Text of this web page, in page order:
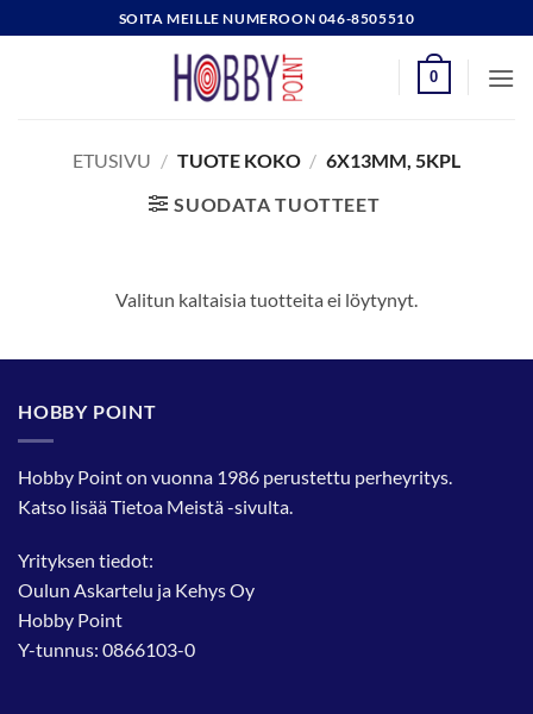
to
SOITA MEILLE NUMEROON 046-8505510
0
ETUSIVU / TUOTE KOKO / 6X13MM, 5KPL
SUODATA TUOTTEET
Valitun kaltaisia tuotteita ei löytynyt.
HOBBY POINT
Hobby Point on vuonna 1986 perustettu perheyritys.
Katso lisääTietoa Meistä-sivulta.
Yrityksen tiedot:
Oulun Askartelu ja Kehys Oy
Hobby Point
Y-tunnus: 0866103-0